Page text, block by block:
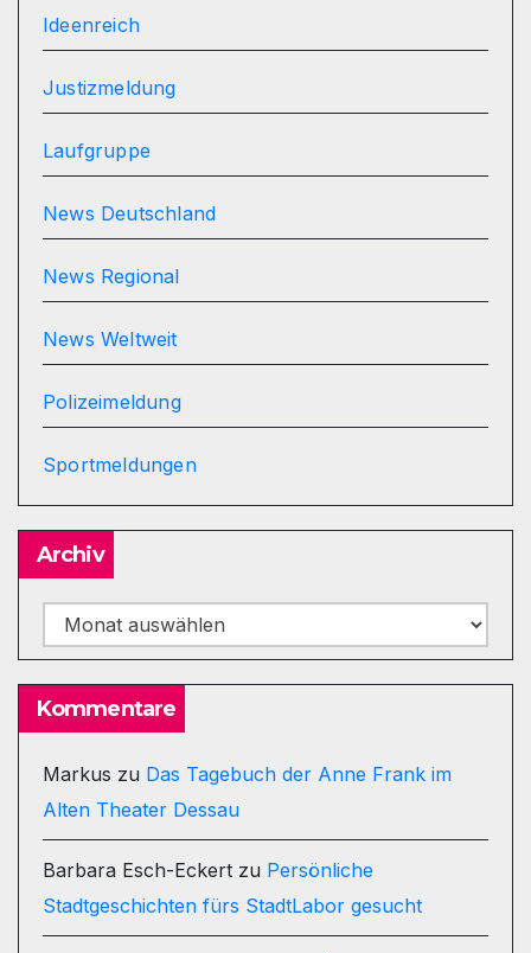
Ideenreich
Justizmeldung
Laufgruppe
News Deutschland
News Regional
News Weltweit
Polizeimeldung
Sportmeldungen
Archiv
Archiv
Kommentare
Markus zu Das Tagebuch der Anne Frank im
Alten Theater Dessau
Barbara Esch-Eckert zu Persönliche
Stadtgeschichten fürs StadtLabor gesucht